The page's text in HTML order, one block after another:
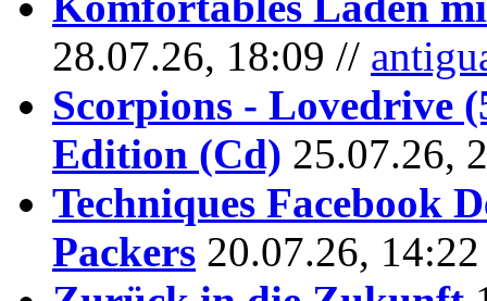
28.07.26, 18:09 //
Scorpions - Lovedrive
Edition (Cd) 25.07.26,
Techniques Facebook
Packers 20.07.26,